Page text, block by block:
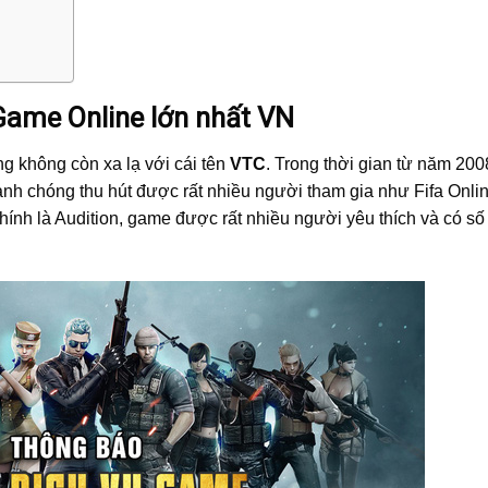
Online lớn nhất VN
không còn xa lạ với cái tên VTC. Trong thời gian từ năm
chóng thu hút được rất nhiều người tham gia như Fifa
là Audition, game được rất nhiều người yêu thích và có